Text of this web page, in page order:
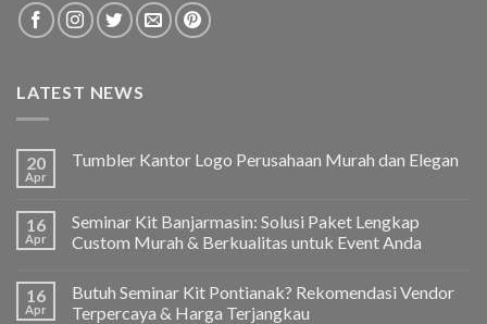
LATEST NEWS
20
Apr
Tumbler Kantor Logo Perusahaan Murah dan Elegan
16
Apr
Seminar Kit Banjarmasin: Solusi Paket Lengkap
Custom Murah & Berkualitas untuk Event Anda
16
Apr
Butuh Seminar Kit Pontianak? Rekomendasi Vendor
Terpercaya & Harga Terjangkau